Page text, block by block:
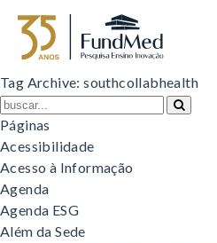
Tag Archive: southcollabhealth
Páginas
Acessibilidade
Acesso à Informação
Agenda
Agenda ESG
Além da Sede